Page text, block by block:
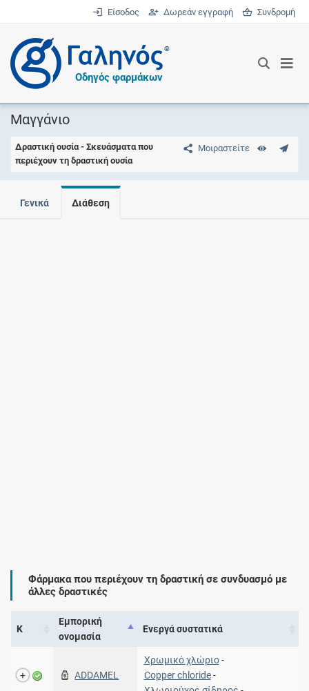
Είσοδος Δωρεάν εγγραφή Συνδρομή
®
Οδηγός φαρμάκων
Μαγγάνιο
Μοιραστείτε
Δραστική ουσία - Σκευάσματα που
περιέχουν τη δραστική ουσία
Γενικά Διάθεση
Φάρμακα που περιέχουν τη δραστική σε συνδυασμό με
άλλες δραστικές
Κ
Εμπορική
ονομασία
Ενεργά συστατικά
ADDAMEL
Χρωμικό χλώριο-
Copper chloride-